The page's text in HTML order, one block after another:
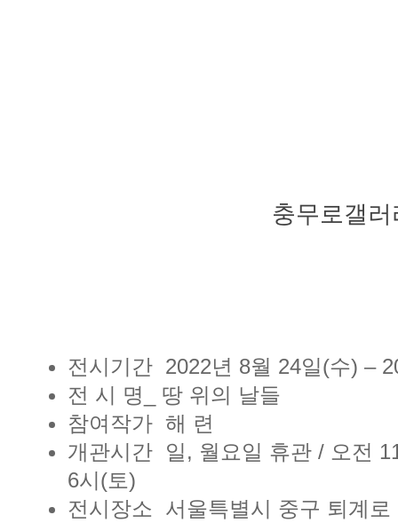
충무로갤
전시기간 2022년 8월 24일(수) –
전 시 명_ 땅 위의 날들
참여작가 해 련
개관시간 일, 월요일 휴관 / 오전
6시(토)
전시장소 서울특별시 중구 퇴계로